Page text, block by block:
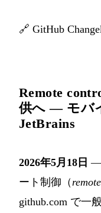
🔗 GitHub
Remote
供へ — モバ
JetBrains
2026年5月18日 —
ート制御（
github.com で一